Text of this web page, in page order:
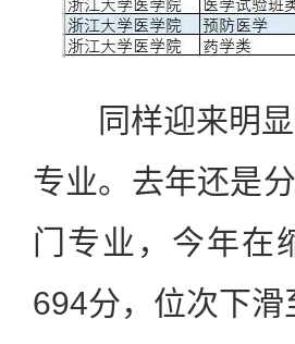
同样迎来明显
专业。去年还是
门专业，今年在
694分，位次下滑